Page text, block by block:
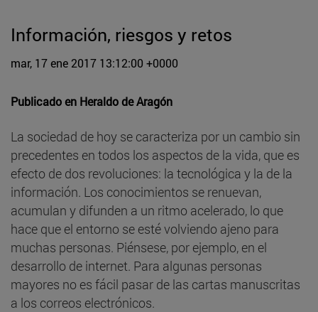
Información, riesgos y retos
mar, 17 ene 2017 13:12:00 +0000
Publicado en Heraldo de Aragón
La sociedad de hoy se caracteriza por un cambio sin
precedentes en todos los aspectos de la vida, que es
efecto de dos revoluciones: la tecnológica y la de la
información. Los conocimientos se renuevan,
acumulan y difunden a un ritmo acelerado, lo que
hace que el entorno se esté volviendo ajeno para
muchas personas. Piénsese, por ejemplo, en el
desarrollo de internet. Para algunas personas
mayores no es fácil pasar de las cartas manuscritas
a los correos electrónicos.